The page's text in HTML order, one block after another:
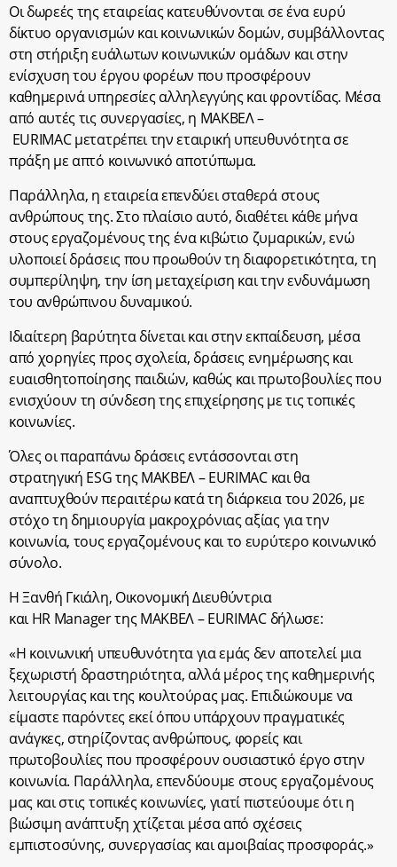
Οι δωρεές της εταιρείας κατευθύνονται σε ένα ευρύ
δίκτυο οργανισμών και κοινωνικών δομών, συμβάλλοντας
στη στήριξη ευάλωτων κοινωνικών ομάδων και στην
ενίσχυση του έργου φορέων που προσφέρουν
καθημερινά υπηρεσίες αλληλεγγύης και φροντίδας. Μέσα
από αυτές τις συνεργασίες, η ΜΑΚΒΕΛ –
EURIMACμετατρέπει την εταιρική υπευθυνότητα σε
πράξη με απτό κοινωνικό αποτύπωμα.
Παράλληλα, η εταιρεία επενδύει σταθερά στους
ανθρώπους της. Στο πλαίσιο αυτό, διαθέτει κάθε μήνα
στους εργαζομένους της ένα κιβώτιο ζυμαρικών, ενώ
υλοποιεί δράσεις που προωθούν τη διαφορετικότητα, τη
συμπερίληψη, την ίση μεταχείριση και την ενδυνάμωση
του ανθρώπινου δυναμικού.
Ιδιαίτερη βαρύτητα δίνεται και στην εκπαίδευση, μέσα
από χορηγίες προς σχολεία, δράσεις ενημέρωσης και
ευαισθητοποίησης παιδιών, καθώς και πρωτοβουλίες που
ενισχύουν τη σύνδεση της επιχείρησης με τις τοπικές
κοινωνίες.
Όλες οι παραπάνω δράσεις εντάσσονται στη
στρατηγική ESGτης ΜΑΚΒΕΛ –EURIMACκαι θα
αναπτυχθούν περαιτέρω κατά τη διάρκεια του 2026, με
στόχο τη δημιουργία μακροχρόνιας αξίας για την
κοινωνία, τους εργαζομένους και το ευρύτερο κοινωνικό
σύνολο.
Η Ξανθή Γκιάλη, Οικονομική Διευθύντρια
καιHR Managerτης ΜΑΚΒΕΛ –EURIMAC δήλωσε:
«Η κοινωνική υπευθυνότητα για εμάς δεν αποτελεί μια
ξεχωριστή δραστηριότητα, αλλά μέρος της καθημερινής
λειτουργίας και της κουλτούρας μας. Επιδιώκουμε να
είμαστε παρόντες εκεί όπου υπάρχουν πραγματικές
ανάγκες, στηρίζοντας ανθρώπους, φορείς και
πρωτοβουλίες που προσφέρουν ουσιαστικό έργο στην
κοινωνία. Παράλληλα, επενδύουμε στους εργαζομένους
μας και στις τοπικές κοινωνίες, γιατί πιστεύουμε ότι η
βιώσιμη ανάπτυξη χτίζεται μέσα από σχέσεις
εμπιστοσύνης, συνεργασίας και αμοιβαίας προσφοράς.»